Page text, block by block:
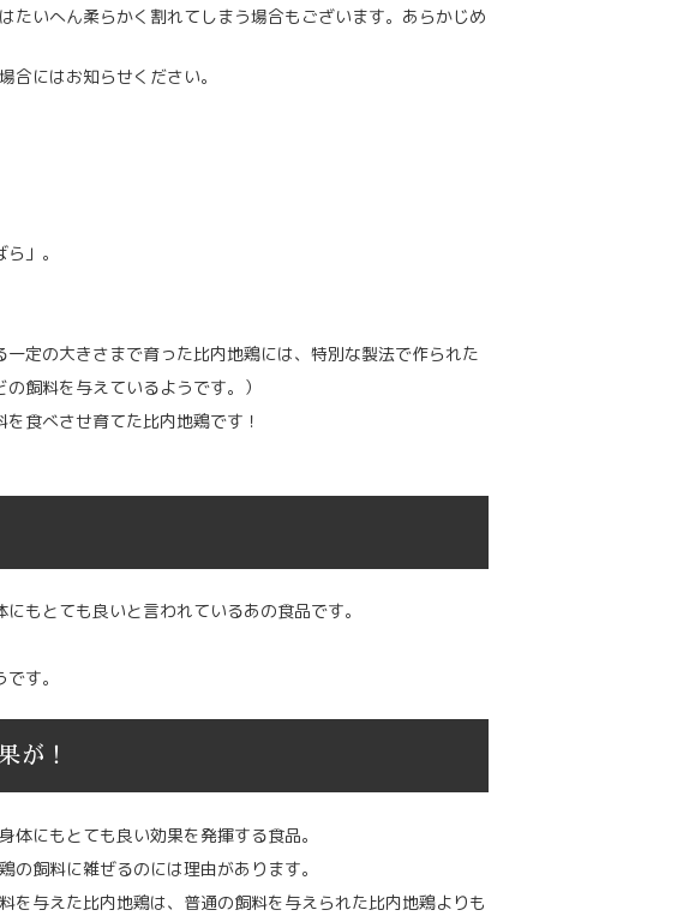
いへん柔らかく割れてしまう場合もございます。あらかじめ
合にはお知らせください。
」。
定の大きさまで育った比内地鶏には、特別な製法で作られた
飼料を与えているようです。）
食べさせ育てた比内地鶏です！
もとても良いと言われているあの食品です。
す。
が！
体にもとても良い効果を発揮する食品。
の飼料に雑ぜるのには理由があります。
を与えた比内地鶏は、普通の飼料を与えられた比内地鶏よりも